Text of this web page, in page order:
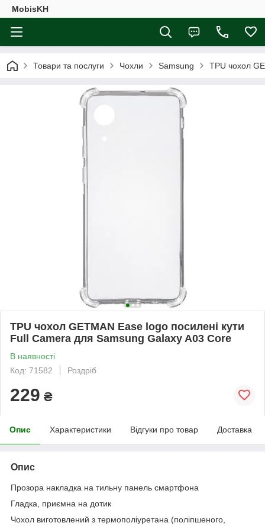
MobisKH
Товари та послуги Чохли Samsung TPU чохол
TPU чохол GETMAN Ease logo посилені кути
Full Camera для Samsung Galaxy A03 Core
В наявності
Код: 71582
Роздріб
229 ₴
Опис Характеристики Відгуки про товар Доставка
Опис
Прозора накладка на тильну панель смартфона
Гладка, приємна на дотик
Чохол виготовлений з термополiуретана (поліпшеного,